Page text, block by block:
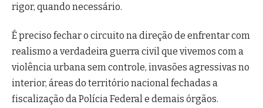
rigor, quando necessário.
É preciso fechar o circuito na direção de enfrentar com
realismo a verdadeira guerra civil que vivemos com a
violência urbana sem controle, invasões agressivas no
interior, áreas do território nacional fechadas a
fiscalização da Polícia Federal e demais órgãos.